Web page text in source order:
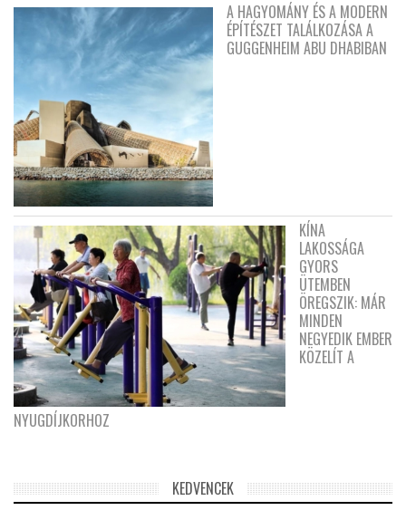
A HAGYOMÁNY ÉS A MODERN
ÉPÍTÉSZET TALÁLKOZÁSA A
GUGGENHEIM ABU DHABIBAN
KÍNA
LAKOSSÁGA
GYORS
ÜTEMBEN
ÖREGSZIK: MÁR
MINDEN
NEGYEDIK EMBER
KÖZELÍT A
NYUGDÍJKORHOZ
KEDVENCEK